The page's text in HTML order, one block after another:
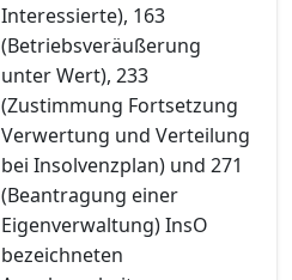
Interessierte), 163
(Betriebsveräußerung
unter Wert), 233
(Zustimmung Fortsetzung
Verwertung und Verteilung
bei Insolvenzplan) und 271
(Beantragung einer
Eigenverwaltung) InsO
bezeichneten